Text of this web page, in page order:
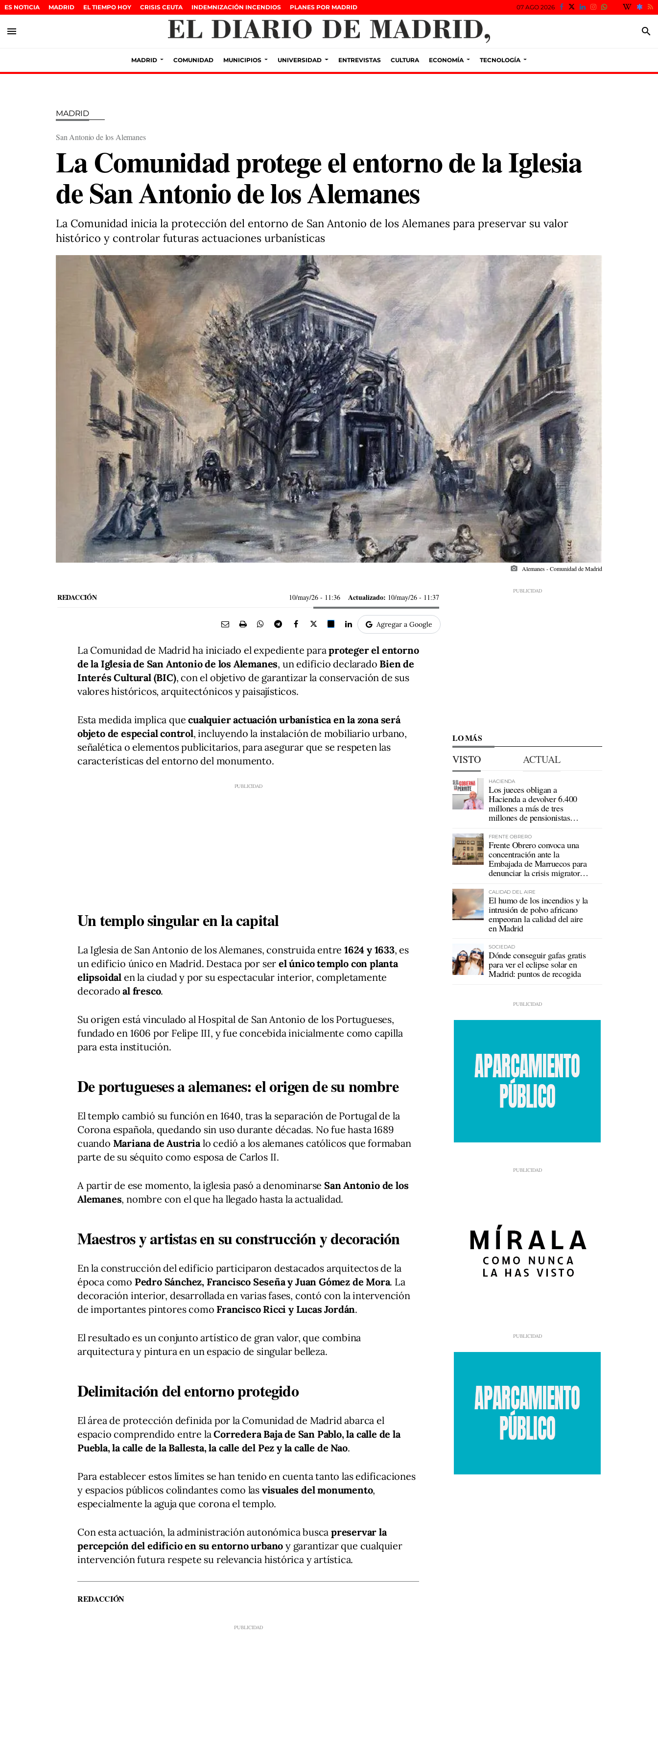
ES NOTICIA MADRID EL TIEMPO HOY CRISIS CEUTA INDEMNIZACIÓN INCENDIOS PLANES POR MADRID 07 AGO 2026
menu search
MADRID COMUNIDAD MUNICIPIOS UNIVERSIDAD ENTREVISTAS CULTURA ECONOMÍA TECNOLOGÍA
MADRID
San Antonio de los Alemanes
La Comunidad protege el entorno de la Iglesia
de San Antonio de los Alemanes
La Comunidad inicia la protección del entorno de San Antonio de los Alemanes para preservar su valor
histórico y controlar futuras actuaciones urbanísticas
photo_camera Alemanes - Comunidad de Madrid
REDACCIÓN 10/may/26 - 11:36 Actualizado: 10/may/26 - 11:37
Agregar a Google
La Comunidad de Madrid ha iniciado el expediente paraproteger el entorno
de la Iglesia de San Antonio de los Alemanes, un edificio declarado Bien de
Interés Cultural (BIC), con el objetivo de garantizar la conservación de sus
valores históricos, arquitectónicos y paisajísticos.
Esta medida implica quecualquier actuación urbanística en la zona será
objeto de especial control, incluyendo la instalación de mobiliario urbano,
señalética o elementos publicitarios, para asegurar que se respeten las
características del entorno del monumento.
Un templo singular en la capital
La Iglesia de San Antonio de los Alemanes, construida entre 1624 y 1633, es
un edificio único en Madrid. Destaca por ser el único templo con planta
elipsoidal en la ciudad y por su espectacular interior, completamente
decoradoal fresco.
Su origen está vinculado al Hospital de San Antonio de los Portugueses,
fundado en 1606 por Felipe III, y fue concebida inicialmente como capilla
para esta institución.
De portugueses a alemanes: el origen de su nombre
El templo cambió su función en 1640, tras la separación de Portugal de la
Corona española, quedando sin uso durante décadas. No fue hasta 1689
cuando Mariana de Austrialo cedió a los alemanes católicos que formaban
parte de su séquito como esposa de Carlos II.
A partir de ese momento, la iglesia pasó a denominarse San Antonio de los
Alemanes, nombre con el que ha llegado hasta la actualidad.
Maestros y artistas en su construcción y decoración
En la construcción del edificio participaron destacados arquitectos de la
época como Pedro Sánchez, Francisco Seseña y Juan Gómez de Mora. La
decoración interior, desarrollada en varias fases, contó con la intervención
de importantes pintores como Francisco Ricci y Lucas Jordán.
El resultado es un conjunto artístico de gran valor, que combina
arquitectura y pintura en un espacio de singular belleza.
Delimitación del entorno protegido
El área de protección definida por la Comunidad de Madrid abarca el
espacio comprendido entre laCorredera Baja de San Pablo, la calle de la
Puebla, la calle de la Ballesta, la calle del Pez y la calle de Nao.
Para establecer estos límites se han tenido en cuenta tanto las edificaciones
y espacios públicos colindantes como las visuales del monumento,
especialmente la aguja que corona el templo.
Con esta actuación, la administración autonómica busca preservar la
percepción del edificio en su entorno urbano y garantizar que cualquier
intervención futura respete su relevancia histórica y artística.
REDACCIÓN
LO MÁS
VISTO ACTUAL
HACIENDA
Los jueces obligan a
Hacienda a devolver 6.400
millones a más de tres
millones de pensionistas
FRENTE OBRERO
Frente Obrero convoca una
concentración ante la
Embajada de Marruecos para
denunciar la crisis migratoria
CALIDAD DEL AIRE
El humo de los incendios y la
intrusión de polvo africano
empeoran la calidad del aire
en Madrid
SOCIEDAD
Dónde conseguir gafas gratis
para ver el eclipse solar en
Madrid: puntos de recogida